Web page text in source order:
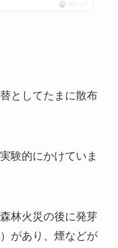
ポチップ
としてたまに散布
験的にかけていま
林火災の後に発芽
があり、煙などが